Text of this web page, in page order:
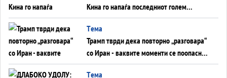
Кина го напаѓа последниот голем
монопол на Западот?
Tема
Трамп тврди дека повторно „разговара“
со Иран - ваквите моменти се поопасни
од отворените закани
Tема